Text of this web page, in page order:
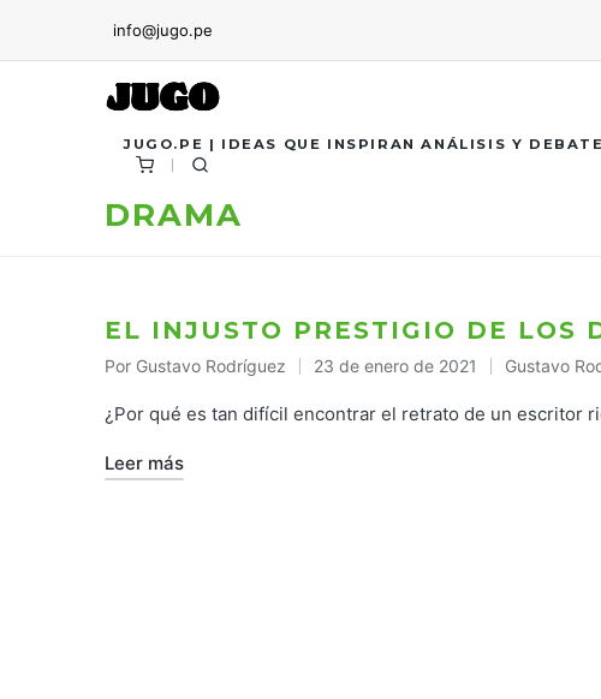
info@jugo.pe
JUGO.PE | IDEAS QUE INSPIRAN ANÁLISIS Y DEBATE
DRAMA
EL INJUSTO PRESTIGIO DE LOS
Publicado
por
Por Gustavo Rodríguez 23 de enero de 2021
Publicado
en
Gustavo
¿Por qué es tan difícil encontrar el retrato de un escritor
Leer más